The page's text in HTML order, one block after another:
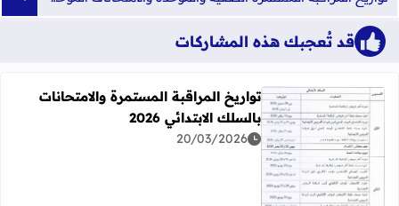
قد تُعجبك هذه المشاركات
اقرأ المزيد عن تواريخ المراقبة المستمرة والامتحانات بالسلك
تواريخ المراقبة المستمرة والامتحانات
بالسلك الابتدائي 2026
20/03/2026